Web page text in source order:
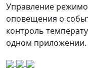
Управление
оповещения о
контроль
одном приложении.